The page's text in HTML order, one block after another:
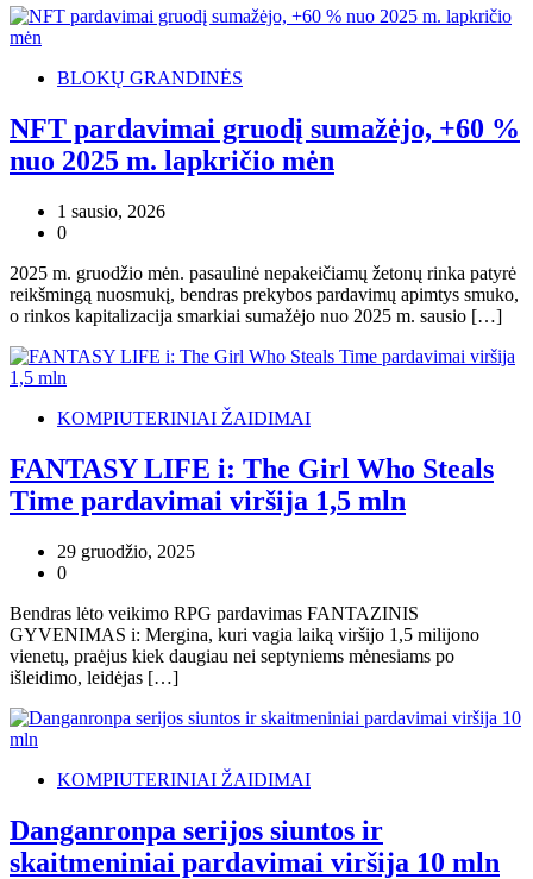
BLOKŲ GRANDINĖS
NFT pardavimai gruodį sumažėjo, +60 %
nuo 2025 m. lapkričio mėn
1 sausio, 2026
0
2025 m. gruodžio mėn. pasaulinė nepakeičiamų žetonų rinka patyrė
reikšmingą nuosmukį, bendras prekybos pardavimų apimtys smuko,
o rinkos kapitalizacija smarkiai sumažėjo nuo 2025 m. sausio […]
KOMPIUTERINIAI ŽAIDIMAI
FANTASY LIFE i: The Girl Who Steals
Time pardavimai viršija 1,5 mln
29 gruodžio, 2025
0
Bendras lėto veikimo RPG pardavimas FANTAZINIS
GYVENIMAS i: Mergina, kuri vagia laiką viršijo 1,5 milijono
vienetų, praėjus kiek daugiau nei septyniems mėnesiams po
išleidimo, leidėjas […]
KOMPIUTERINIAI ŽAIDIMAI
Danganronpa serijos siuntos ir
skaitmeniniai pardavimai viršija 10 mln